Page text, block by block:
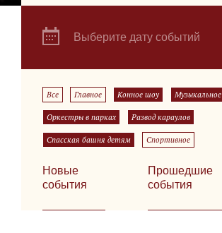
Выберите дату событий
Все Главное Конное шоу Музыкальное
Оркестры в парках Развод караулов
Спасская башня детям Спортивное
Новые
события
Прошедшие
события